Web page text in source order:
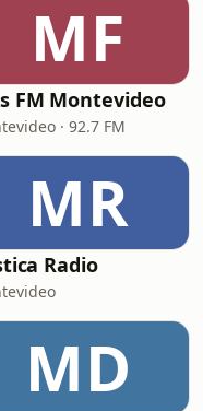
MF
FM Montevideo
· 92.7 FM
MR
Radio
MD